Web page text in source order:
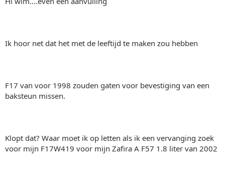
Ik hoor net dat het met de leeftijd te maken zou hebben
F17 van voor 1998 zouden gaten voor bevestiging van een
baksteun missen.
Klopt dat? Waar moet ik op letten als ik een vervanging zoek
voor mijn F17W419 voor mijn Zafira A F57 1.8 liter van 2002